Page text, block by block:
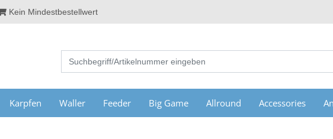
Kein Mindestbestellwert
Karpfen Waller Feeder Big Game Allround Accessories